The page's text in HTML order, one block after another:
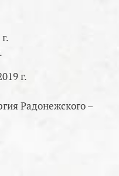
г.
Радонежского –